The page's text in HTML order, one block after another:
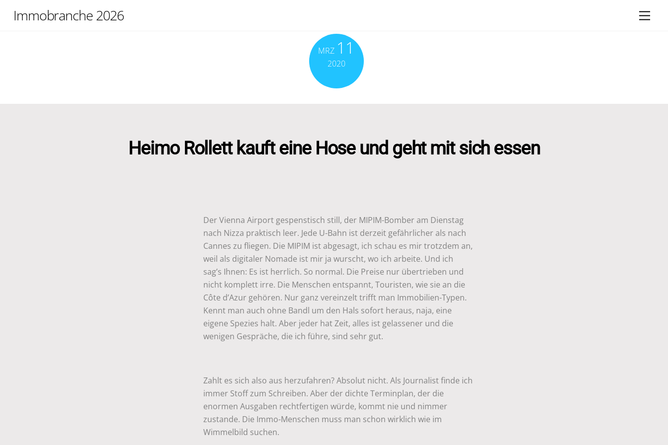
Immobranche 2026
MRZ 11
2020
Heimo Rollett kauft eine Hose und geht mit sich essen
Der Vienna Airport gespenstisch still, der MIPIM-Bomber am Dienstag
nach Nizza praktisch leer. Jede U-Bahn ist derzeit gefährlicher als nach
Cannes zu fliegen. Die MIPIM ist abgesagt, ich schau es mir trotzdem an,
weil als digitaler Nomade ist mir ja wurscht, wo ich arbeite. Und ich
sag’s Ihnen: Es ist herrlich. So normal. Die Preise nur übertrieben und
nicht komplett irre. Die Menschen entspannt, Touristen, wie sie an die
Côte d’Azur gehören. Nur ganz vereinzelt trifft man Immobilien-Typen.
Kennt man auch ohne Bandl um den Hals sofort heraus, naja, eine
eigene Spezies halt. Aber jeder hat Zeit, alles ist gelassener und die
wenigen Gespräche, die ich führe, sind sehr gut.
Zahlt es sich also aus herzufahren? Absolut nicht. Als Journalist finde ich
immer Stoff zum Schreiben. Aber der dichte Terminplan, der die
enormen Ausgaben rechtfertigen würde, kommt nie und nimmer
zustande. Die Immo-Menschen muss man schon wirklich wie im
Wimmelbild suchen.